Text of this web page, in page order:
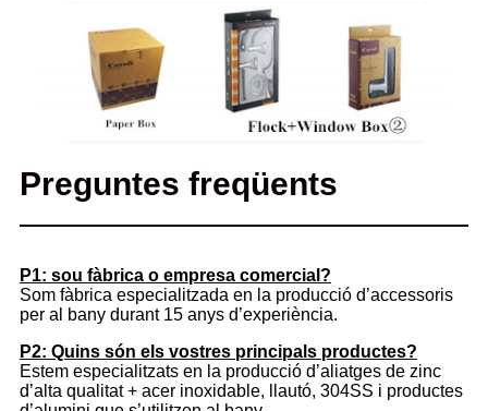
Preguntes freqüents
P1: sou fàbrica o empresa comercial?
Som fàbrica especialitzada en la producció d’accessoris
per al bany durant 15 anys d’experiència.
P2: Quins són els vostres principals productes?
Estem especialitzats en la producció d’aliatges de zinc
d’alta qualitat + acer inoxidable, llautó, 304SS i productes